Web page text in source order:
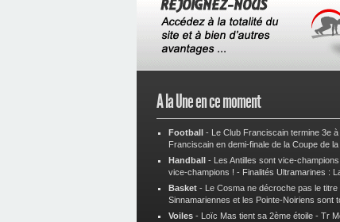
A la Une en ce moment
Football - Le Club Franciscain termine 3e
Franciscain en demi-finale de la Coupe de
Handball - Les Antilles sont vice-
vice-champions ! - Finalités Ultramarines :
Basket - Le Cosma ne décroche pas le titre
Sinnamariennes et les Pointe-Noiriens sont
Voiles - Loïc Mas tient sa 2ème étoile - Tr